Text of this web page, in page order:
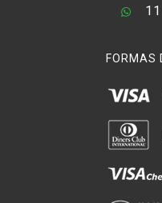
FORMAS